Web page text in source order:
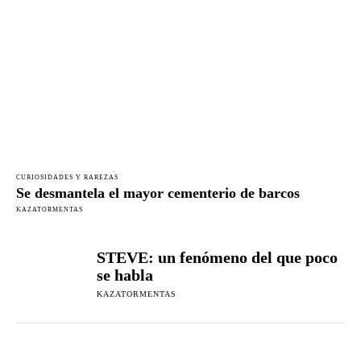
CURIOSIDADES Y RAREZAS
Se desmantela el mayor cementerio de barcos
KAZATORMENTAS
STEVE: un fenómeno del que poco
se habla
KAZATORMENTAS